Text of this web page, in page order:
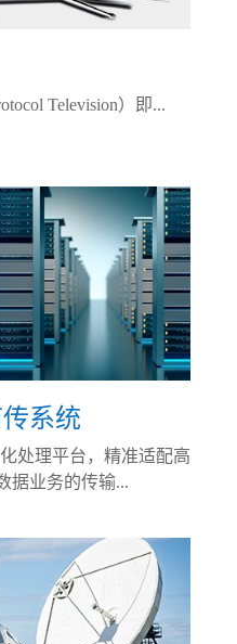
Television）即...
系统
处理平台，精准适配高
据业务的传输...